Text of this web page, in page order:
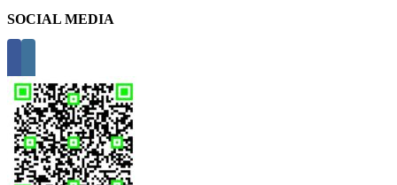
SOCIAL MEDIA